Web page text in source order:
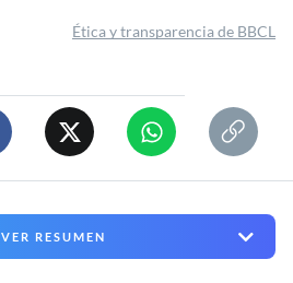
Ética y transparencia de BBCL
VER RESUMEN